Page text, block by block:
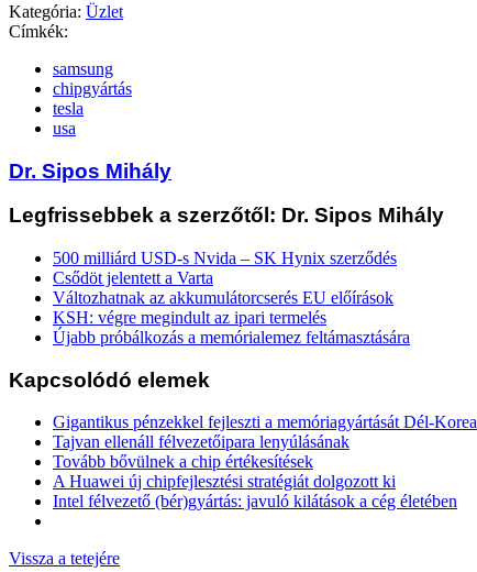
Kategória: Üzlet
Címkék:
samsung
chipgyártás
tesla
usa
Dr. Sipos Mihály
Legfrissebbek a szerzőtől: Dr. Sipos Mihály
500 milliárd USD-s Nvida – SK Hynix szerződés
Csődöt jelentett a Varta
Változhatnak az akkumulátorcserés EU előírások
KSH: végre megindult az ipari termelés
Újabb próbálkozás a memórialemez feltámasztására
Kapcsolódó elemek
Gigantikus pénzekkel fejleszti a memóriagyártását Dél-Korea
Tajvan ellenáll félvezetőipara lenyúlásának
Tovább bővülnek a chip értékesítések
A Huawei új chipfejlesztési stratégiát dolgozott ki
Intel félvezető (bér)gyártás: javuló kilátások a cég életében
Vissza a tetejére